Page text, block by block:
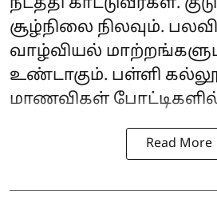
நடத்தி காட்டுவீர்கள்.
சூழ்நிலை நிலவும்.
வாழ்வியல்
உண்டாகும். பள்ளி
மாணவிகள்
Read More